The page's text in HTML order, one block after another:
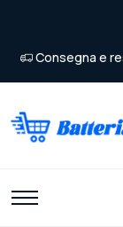
Consegna e